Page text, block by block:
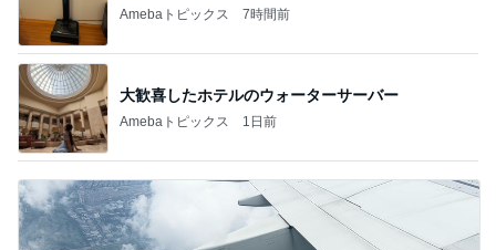
Amebaトピックス 7時間前
大歓喜したホテルのウォーターサーバー
Amebaトピックス 1日前